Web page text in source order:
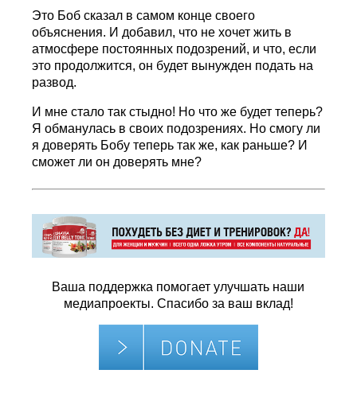
Это Боб сказал в самом конце своего
объяснения. И добавил, что не хочет жить в
атмосфере постоянных подозрений, и что, если
это продолжится, он будет вынужден подать на
развод.
И мне стало так стыдно! Но что же будет теперь?
Я обманулась в своих подозрениях. Но смогу ли
я доверять Бобу теперь так же, как раньше? И
сможет ли он доверять мне?
Ваша поддержка помогает улучшать наши
медиапроекты. Спасибо за ваш вклад!